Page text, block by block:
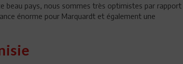
beau pays, nous sommes très optimistes par rapport
énorme pour Marquardt et également une